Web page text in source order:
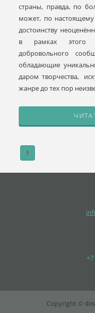
страны, правда, по
может, по
достоинству
в рамках этого
добровольного
обладающие
даром творчества,
жанре до тех пор
1
Copyright ©